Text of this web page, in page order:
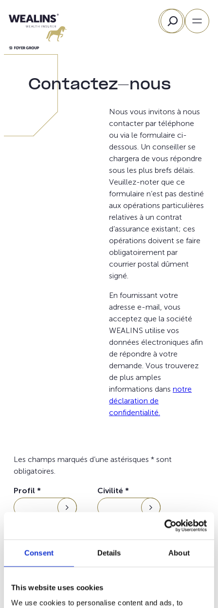
Consent Details About
This website uses cookies
We use cookies to personalise content and ads, to
au
Rechercher
Contactez-nous
Nous vous invitons à nous
contacter par téléphone
ou via le formulaire ci-
dessous. Un conseiller se
chargera de vous répondre
sous les plus brefs délais.
Veuillez-noter que ce
formulaire n’est pas destiné
aux opérations particulières
relatives à un contrat
d’assurance existant; ces
opérations doivent se faire
obligatoirement par
courrier postal dûment
signé.
En fournissant votre
adresse e-mail, vous
acceptez que la société
WEALINS utilise vos
données électroniques afin
de répondre à votre
demande. Vous trouverez
de plus amples
informations dans notre
déclaration de
confidentialité.
Les champs marqués d’une astérisques * sont
obligatoires.
Profil * Civilité *
Société N° et rue
Code postal Ville